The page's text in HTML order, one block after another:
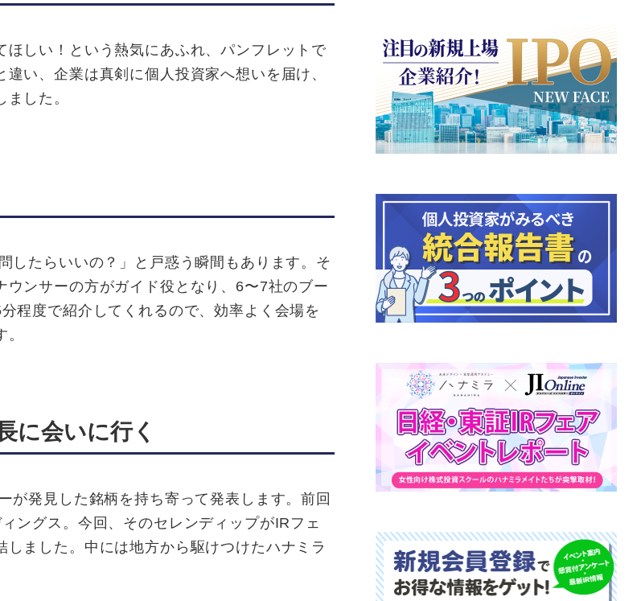
しい！という熱気にあふれ、パンフレットで
い、企業は真剣に個人投資家へ想いを届け、
した。
したらいいの？」と戸惑う瞬間もあります。そ
ンサーの方がガイド役となり、6〜7社のブー
程度で紹介してくれるので、効率よく会場を
に会いに行く
が発見した銘柄を持ち寄って発表します。前回
ングス。今回、そのセレンディップがIRフェ
ました。中には地方から駆けつけたハナミラ